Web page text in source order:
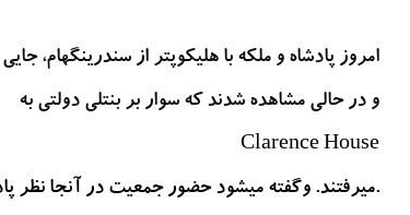
امروز پادشاه و ملکه با هلیکوپتر از سندرینگهام،
و در حالی مشاهده شدند که سوار بر بنتلی دولتی به
Clarence House
.میرفتند. وگفته میشود حضور جمعیت در آنجا نظر